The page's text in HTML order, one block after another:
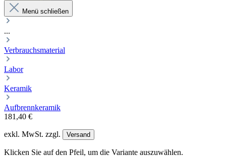
Menü schließen
...
Verbrauchsmaterial
Labor
Keramik
Aufbrennkeramik
181,40 €
exkl. MwSt. zzgl. Versand
Klicken Sie auf den Pfeil, um die Variante auszuwählen.